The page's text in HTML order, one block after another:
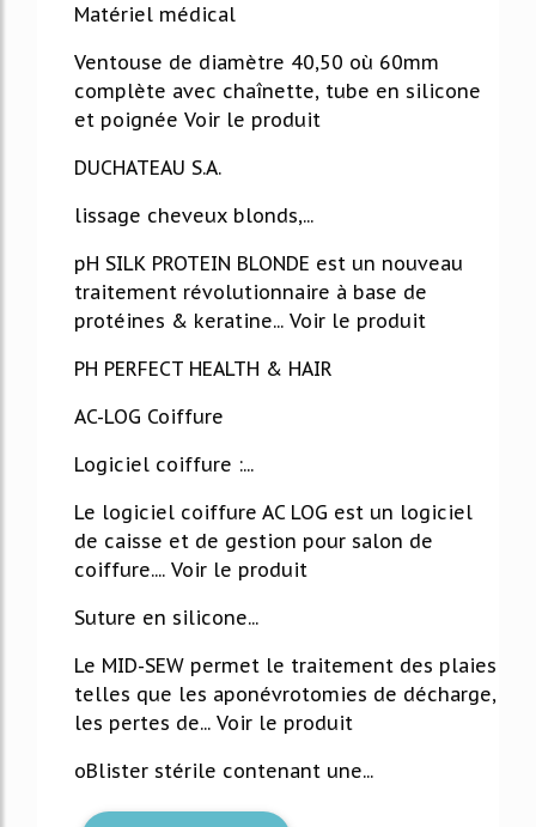
Matériel médical
Ventouse de diamètre 40,50 où 60mm
complète avec chaînette, tube en silicone
et poignée Voir le produit
DUCHATEAU S.A.
lissage cheveux blonds,...
pH SILK PROTEIN BLONDE est un nouveau
traitement révolutionnaire à base de
protéines & keratine... Voir le produit
PH PERFECT HEALTH & HAIR
AC-LOG Coiffure
Logiciel coiffure :...
Le logiciel coiffure AC LOG est un logiciel
de caisse et de gestion pour salon de
coiffure.... Voir le produit
Suture en silicone...
Le MID-SEW permet le traitement des plaies
telles que les aponévrotomies de décharge,
les pertes de... Voir le produit
oBlister stérile contenant une...